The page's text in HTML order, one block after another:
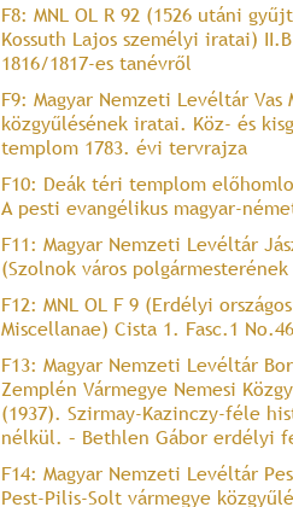
F8: MNL OL R 92 (1526 utáni
Kossuth Lajos személyi iratai)
1816/1817-es tanévről
F9: Magyar Nemzeti Levéltár
közgyűlésének iratai. Köz- és
templom 1783. évi tervrajza
F10: Deák téri templom
A pesti evangélikus magyar-
F11: Magyar Nemzeti Levéltár
(Szolnok város
F12: MNL OL F 9 (Erdélyi
Miscellanae) Cista 1. Fasc.1
F13: Magyar Nemzeti Levéltár
Zemplén Vármegye Nemesi
(1937). Szirmay-Kazinczy-féle
nélkül. – Bethlen Gábor erdélyi
F14: Magyar Nemzeti Levéltár
Pest-Pilis-Solt vármegye